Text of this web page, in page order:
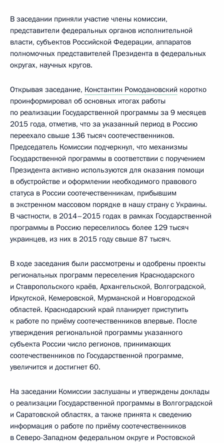
В заседании приняли участие члены комиссии,
представители федеральных органов исполнительной
власти, субъектов Российской Федерации, аппаратов
полномочных представителей Президента в федеральных
округах, научных кругов.
Открывая заседание, Константин Ромодановский коротко
проинформировал об основных итогах работы
по реализации Государственной программы за 9 месяцев
2015 года, отметив, что за указанный период в Россию
переехало свыше 136 тысяч соотечественников.
Председатель Комиссии подчеркнул, что механизмы
Государственной программы в соответствии с поручением
Президента активно используются для оказания помощи
в обустройстве и оформлении необходимого правового
статуса в России соотечественникам, прибывшим
в экстренном массовом порядке в нашу страну с Украины.
В частности, в 2014–2015 годах в рамках Государственной
программы в Россию переселилось более 129 тысяч
украинцев, из них в 2015 году свыше 87 тысяч.
В ходе заседания были рассмотрены и одобрены проекты
региональных программ переселения Краснодарского
и Ставропольского краёв, Архангельской, Волгоградской,
Иркутской, Кемеровской, Мурманской и Новгородской
областей. Краснодарский край планирует приступить
к работе по приёму соотечественников впервые. После
утверждения региональной программы указанного
субъекта России число регионов, принимающих
соотечественников по Государственной программе,
увеличится и достигнет 60.
На заседании Комиссии заслушаны и утверждены доклады
о реализации Государственной программы в Волгоградской
и Саратовской областях, а также принята к сведению
информация о работе по приёму соотечественников
в Северо-Западном федеральном округе и Ростовской